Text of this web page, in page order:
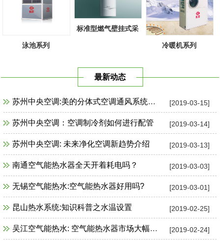
泳池系列
标准型燃气壁挂式采
冷暖机系列
最新动态
[2019-03-15]
苏州中央空调:美的分体式空调通风系统故障检修
[2019-03-14]
苏州中央空调：空调制冷剂如何进行配管
[2019-03-13]
苏州中央空调: 未来净化空调新趋势介绍
[2019-03-03]
南通空气能热水器全天开着耗电吗？
[2019-03-01]
无锡空气能热水:空气能热水器好用吗?
[2019-02-25]
昆山热水系统:知识科普之水温设置
[2019-02-24]
吴江空气能热水: 空气能热水器市场大幅增长